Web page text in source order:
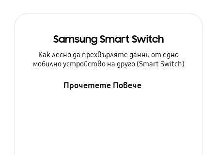
Samsung Smart Switch
Как лесно да прехвърляте данни от едно
мобилно устройство на друго (Smart Switch)
Прочетете Повече